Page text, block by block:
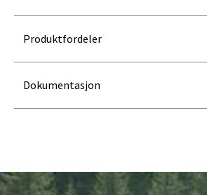
Produktfordeler
Dokumentasjon